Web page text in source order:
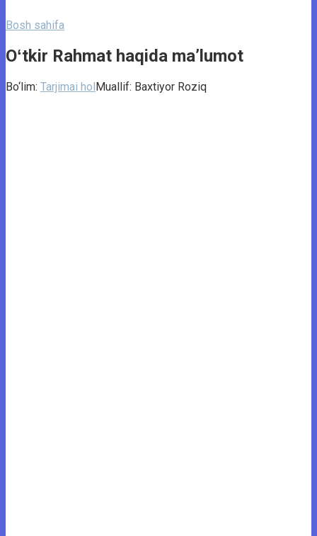
Bosh sahifa
Oʻtkir Rahmat haqida ma’lumot
Bo‘lim: Tarjimai holMuallif: Baxtiyor Roziq